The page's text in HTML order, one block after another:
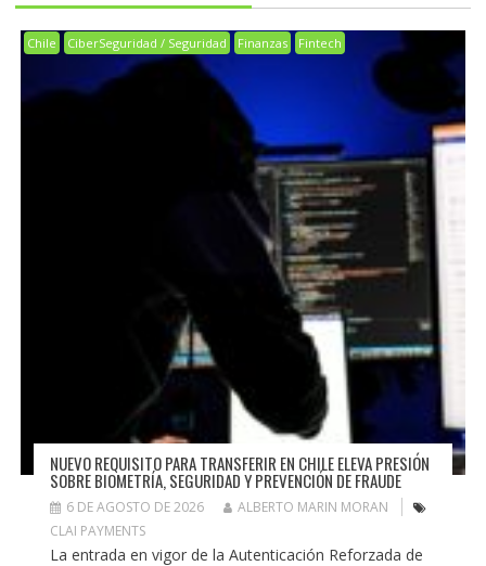
Chile CiberSeguridad / Seguridad Finanzas Fintech
NUEVO REQUISITO PARA TRANSFERIR EN CHILE ELEVA PRESIÓN
SOBRE BIOMETRÍA, SEGURIDAD Y PREVENCIÓN DE FRAUDE
6 DE AGOSTO DE 2026
ALBERTO MARIN MORAN
CLAI PAYMENTS
La entrada en vigor de la Autenticación Reforzada de